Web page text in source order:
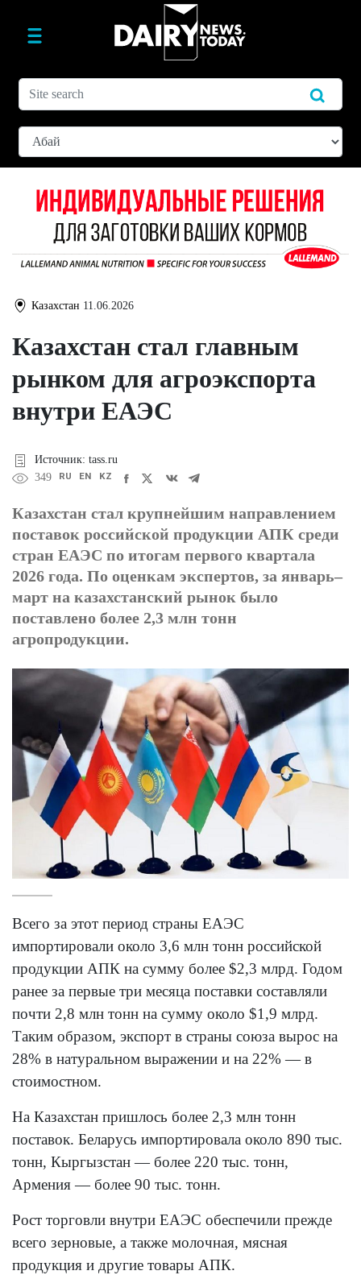
Казахстан 11.06.2026
Казахстан стал главным
рынком для агроэкспорта
внутри ЕАЭС
Источник: tass.ru
349
RU EN KZ
Казахстан стал крупнейшим направлением
поставок российской продукции АПК среди
стран ЕАЭС по итогам первого квартала
2026 года. По оценкам экспертов, за январь–
март на казахстанский рынок было
поставлено более 2,3 млн тонн
агропродукции.
Всего за этот период страны ЕАЭС
импортировали около 3,6 млн тонн российской
продукции АПК на сумму более $2,3 млрд. Годом
ранее за первые три месяца поставки составляли
почти 2,8 млн тонн на сумму около $1,9 млрд.
Таким образом, экспорт в страны союза вырос на
28% в натуральном выражении и на 22% — в
стоимостном.
На Казахстан пришлось более 2,3 млн тонн
поставок. Беларусь импортировала около 890 тыс.
тонн, Кыргызстан — более 220 тыс. тонн,
Армения — более 90 тыс. тонн.
Рост торговли внутри ЕАЭС обеспечили прежде
всего зерновые, а также молочная, мясная
продукция и другие товары АПК.